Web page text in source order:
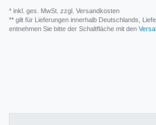
* inkl. ges. MwSt. zzgl. Versandkosten
** gilt für Lieferungen innerhalb Deutschlands,
entnehmen Sie bitte der Schaltfläche mit den